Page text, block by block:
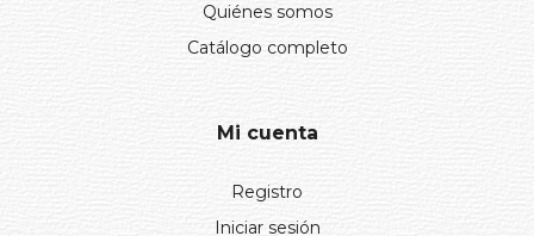
Quiénes somos
Catálogo completo
Mi cuenta
Registro
Iniciar sesión